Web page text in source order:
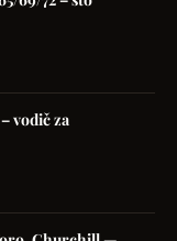
vodič za